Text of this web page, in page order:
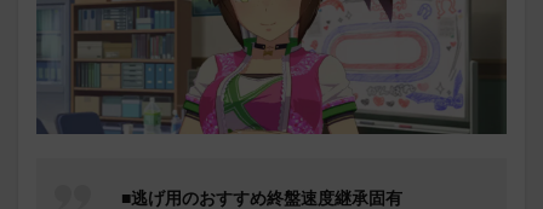
■逃げ用のおすすめ終盤速度継承固有